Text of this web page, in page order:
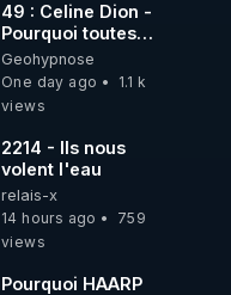
49 : Celine Dion -
Pourquoi toutes
ces rumeurs ?
Enquête sous
hypnose
Geohypnose
One day ago
1.1 k
views
2214 - Ils nous
volent l'eau
relais-x
14 hours ago
759
views
Pourquoi HAARP